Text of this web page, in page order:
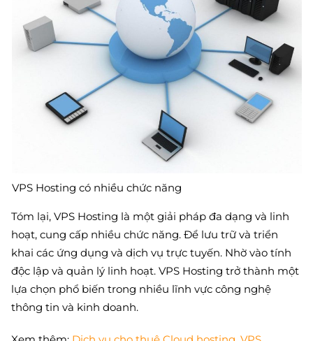
VPS Hosting có nhiều chức năng
Tóm lại, VPS Hosting là một giải pháp đa dạng và linh
hoạt, cung cấp nhiều chức năng. Để lưu trữ và triển
khai các ứng dụng và dịch vụ trực tuyến. Nhờ vào tính
độc lập và quản lý linh hoạt. VPS Hosting trở thành một
lựa chọn phổ biến trong nhiều lĩnh vực công nghệ
thông tin và kinh doanh.